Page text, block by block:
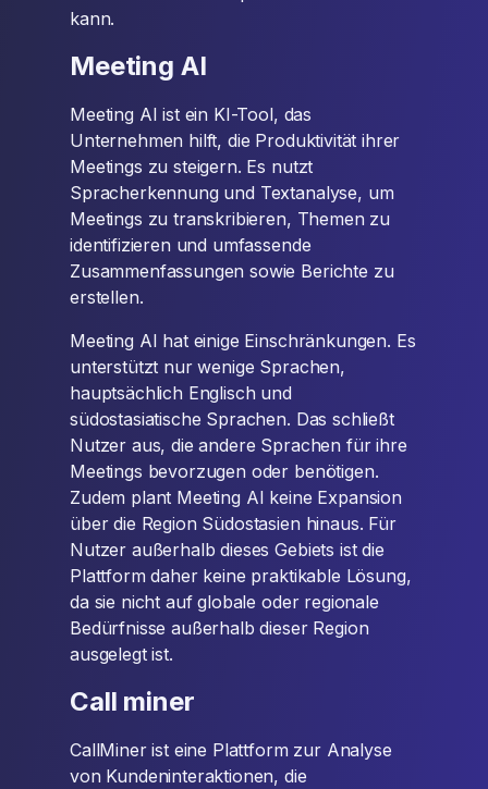
kann.
Meeting AI
Meeting AI ist ein KI-Tool, das
Unternehmen hilft, die Produktivität ihrer
Meetings zu steigern. Es nutzt
Spracherkennung und Textanalyse, um
Meetings zu transkribieren, Themen zu
identifizieren und umfassende
Zusammenfassungen sowie Berichte zu
erstellen.
Meeting AI hat einige Einschränkungen. Es
unterstützt nur wenige Sprachen,
hauptsächlich Englisch und
südostasiatische Sprachen. Das schließt
Nutzer aus, die andere Sprachen für ihre
Meetings bevorzugen oder benötigen.
Zudem plant Meeting AI keine Expansion
über die Region Südostasien hinaus. Für
Nutzer außerhalb dieses Gebiets ist die
Plattform daher keine praktikable Lösung,
da sie nicht auf globale oder regionale
Bedürfnisse außerhalb dieser Region
ausgelegt ist.
Call miner
CallMiner ist eine Plattform zur Analyse
von Kundeninteraktionen, die